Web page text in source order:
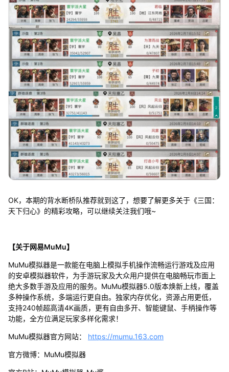
OK，本期的背水断桥队推荐就到这了，想要了解更多关于《三国：
天下归心》的精彩攻略，可以继续关注我们哦~
【关于网易MuMu】
MuMu模拟器是一款能在电脑上模拟手机操作流畅运行游戏及应用
的安卓模拟器软件，为手游玩家及大众用户提供在电脑畅玩市面上
绝大多数手游及应用的服务。MuMu模拟器5.0版本焕新上线，覆盖
多种操作系统，多端运行更自由。独家内存优化，资源占用更低，
支持240帧超高清4K画质，更有自由多开、智能键鼠、手柄操作等
功能，全方位满足玩家多样化需求！
MuMu模拟器官方网站： https://mumu.163.com
官方微博：MuMu模拟器